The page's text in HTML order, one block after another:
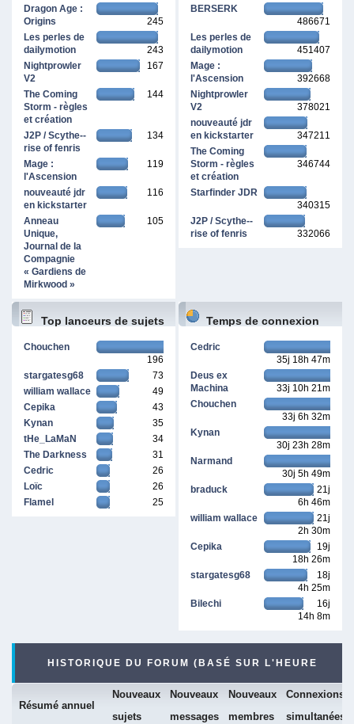
Dragon Age :
Origins
245
Les perles de
dailymotion
243
Nightprowler
V2
167
The Coming
Storm - règles
et création
144
J2P / Scythe--
rise of fenris
134
Mage :
l'Ascension
119
nouveauté jdr
en kickstarter
116
Anneau
Unique,
Journal de la
Compagnie
« Gardiens de
Mirkwood »
105
BERSERK
486671
Les perles de
dailymotion
451407
Mage :
l'Ascension
392668
Nightprowler
V2
378021
nouveauté jdr
en kickstarter
347211
The Coming
Storm - règles
et création
346744
Starfinder JDR
340315
J2P / Scythe--
rise of fenris
332066
Top lanceurs de sujets
Chouchen
196
stargatesg68
73
william wallace
49
Cepika
43
Kynan
35
tHe_LaMaN
34
The Darkness
31
Cedric
26
Loïc
26
Flamel
25
Temps de connexion
Cedric
35j 18h 47m
Deus ex
Machina
33j 10h 21m
Chouchen
33j 6h 32m
Kynan
30j 23h 28m
Narmand
30j 5h 49m
braduck
21j
6h 46m
william wallace
21j
2h 30m
Cepika
19j
18h 26m
stargatesg68
18j
4h 25m
Bilechi
16j
14h 8m
HISTORIQUE DU FORUM (BASÉ SUR L'HEURE
Résumé annuel
Nouveaux
sujets
Nouveaux
messages
Nouveaux
membres
Connexions
simultanées